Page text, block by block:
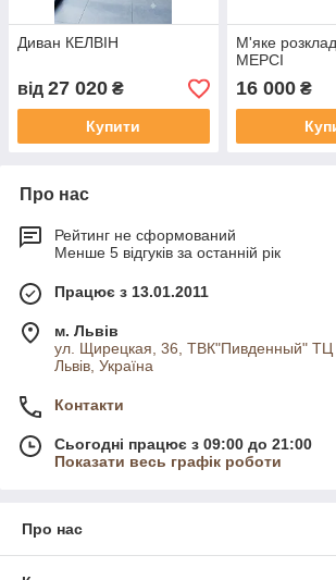
Диван КЕЛВІН
від 27 020 ₴
Купити
М'яке
МЕРСІ
16 000₴
Про нас
Рейтинг не сформований
Менше 5 відгуків за останній рік
Працює з 13.01.2011
м. Львів
ул. Щирецкая, 36, ТВК"Пивденный"
Львів, Україна
Контакти
Сьогодні працює з 09:00 до 21:00
Показати весь графік роботи
Про нас